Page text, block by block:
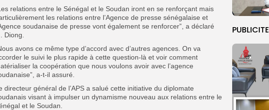
PUBLICITE
relations entre le Sénégal et le Soudan iront en se renforçant mais
les relations entre l’Agence de presse sénégalaise et
soudanaise de presse vont également se renforcer”, a déclaré
Diong.
avons ce même type d’accord avec d’autres agences. On va
le suivi le plus rapide à cette question-là et voir comment
la coopération que nous voulons avoir avec l’agence
a-t-il assuré.
directeur général de l’APS a salué cette initiative du diplomate
visant à impulser un dynamisme nouveau aux relations entre le
et le Soudan.